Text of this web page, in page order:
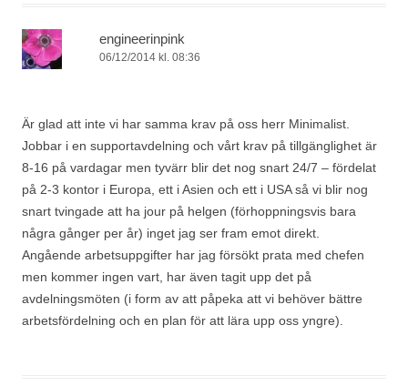
engineerinpink
06/12/2014 kl. 08:36
Är glad att inte vi har samma krav på oss herr Minimalist.
Jobbar i en supportavdelning och vårt krav på tillgänglighet är
8-16 på vardagar men tyvärr blir det nog snart 24/7 – fördelat
på 2-3 kontor i Europa, ett i Asien och ett i USA så vi blir nog
snart tvingade att ha jour på helgen (förhoppningsvis bara
några gånger per år) inget jag ser fram emot direkt.
Angående arbetsuppgifter har jag försökt prata med chefen
men kommer ingen vart, har även tagit upp det på
avdelningsmöten (i form av att påpeka att vi behöver bättre
arbetsfördelning och en plan för att lära upp oss yngre).